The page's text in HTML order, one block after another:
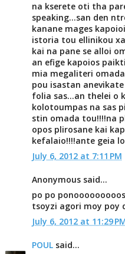
na kserete oti tha
speaking...san den
kanane mages
istoria tou ellinikou
kai na pane se alloi
an efige kapoios
mia megaliteri
pou isastan
folia sas...an thelei o
kolotoumpas na sas
stin omada tou!!!!na
opos plirosane kai
kefalaio!!!!ante geia
July 6, 2012 at 7:11 PM
Anonymous said...
po po
tsoyzi agori moy poy
July 6, 2012 at 11:29
POULsaid...